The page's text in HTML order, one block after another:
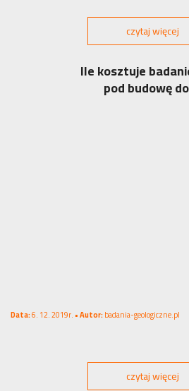
czytaj więcej
Ile kosztuje
pod budowę
Data:6. 12. 2019r. •Autor:badania-geologiczne.pl
czytaj więcej